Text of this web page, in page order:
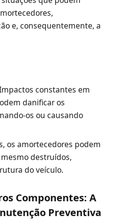
e, consequentemente, a
constantes em
danificar os
os ou causando
os amortecedores podem
destruídos,
do veículo.
Componentes: A
Preventiva